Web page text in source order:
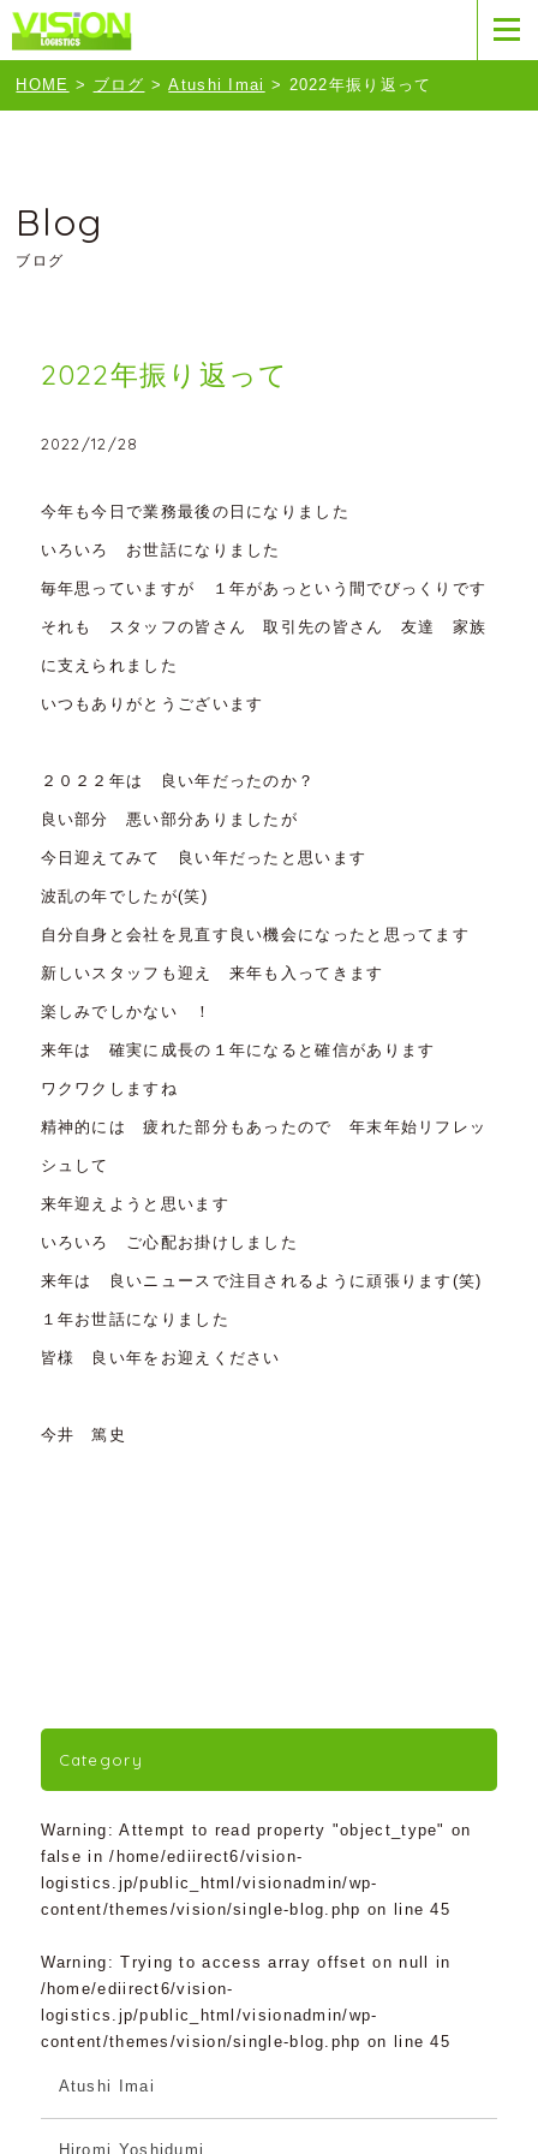
HOME > ブログ >Atushi Imai > 2022年振り返って
Blog
ブログ
2022年振り返って
2022/12/28
今年も今日で業務最後の日になりました
いろいろ お世話になりました
毎年思っていますが １年があっという間でびっくりです
それも スタッフの皆さん 取引先の皆さん 友達 家族
に支えられました
いつもありがとうございます
２０２２年は 良い年だったのか？
良い部分 悪い部分ありましたが
今日迎えてみて 良い年だったと思います
波乱の年でしたが(笑)
自分自身と会社を見直す良い機会になったと思ってます
新しいスタッフも迎え 来年も入ってきます
楽しみでしかない ！
来年は 確実に成長の１年になると確信があります
ワクワクしますね
精神的には 疲れた部分もあったので 年末年始リフレッ
シュして
来年迎えようと思います
いろいろ ご心配お掛けしました
来年は 良いニュースで注目されるように頑張ります(笑)
１年お世話になりました
皆様 良い年をお迎えください
今井 篤史
Category
Warning : Attempt to read property "object_type" on
false in/home/ediirect6/vision-
logistics.jp/public_html/visionadmin/wp-
content/themes/vision/single-blog.php on line45
Warning : Trying to access array offset on null in
/home/ediirect6/vision-
logistics.jp/public_html/visionadmin/wp-
content/themes/vision/single-blog.php on line45
Atushi Imai
Hiromi Yoshidumi